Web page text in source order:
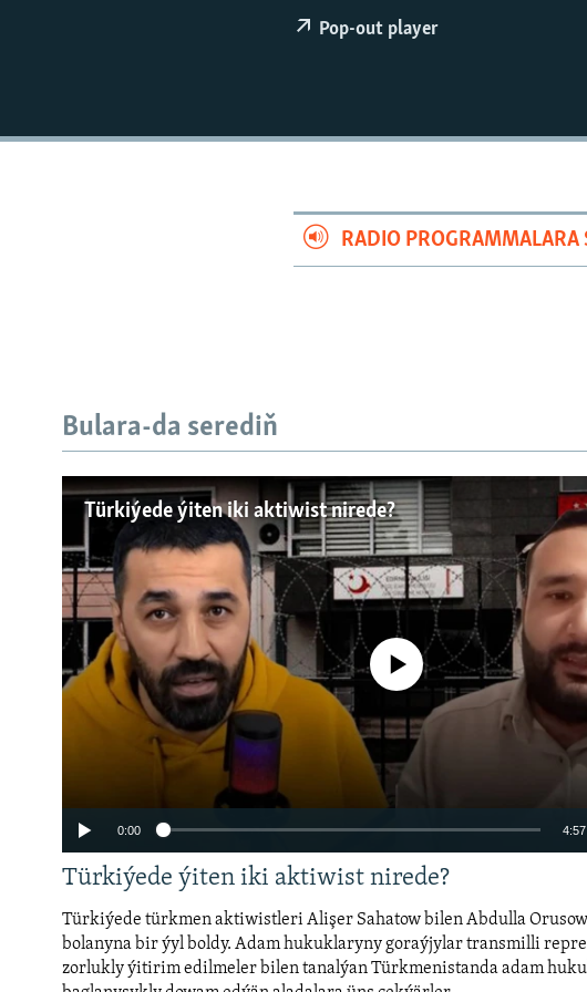
Pop-out player
RADIO PROGRAMMALARA
Bulara-da serediň
Türkiýede ýiten iki aktiwist nirede?
No media source currently available
0:00 4:57
Türkiýede ýiten iki aktiwist nirede?
Türkiýede türkmen aktiwistleri Alişer Sahatow bilen Abdulla
bolanyna bir ýyl boldy. Adam hukuklaryny goraýjylar transmilli
zorlukly ýitirim edilmeler bilen tanalýan Türkmenistanda adam